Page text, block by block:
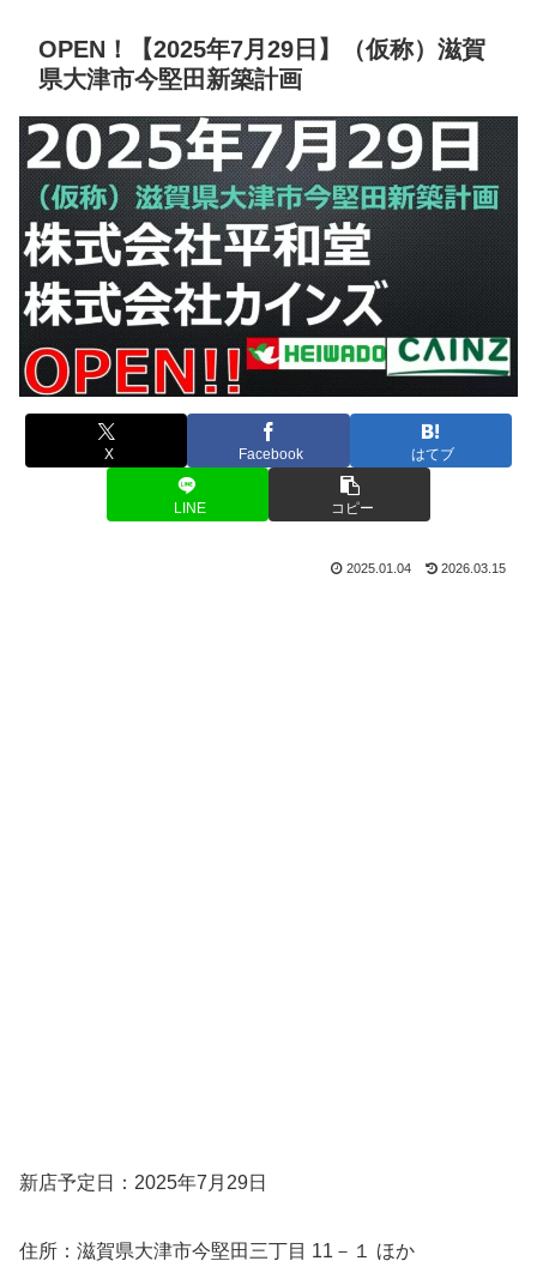
OPEN！【2025年7月29日】（仮称）滋賀
県大津市今堅田新築計画
X Facebook はてブ
LINE コピー
2025.01.04 2026.03.15
新店予定日：2025年7月29日
住所：滋賀県大津市今堅田三丁目 11－１ ほか